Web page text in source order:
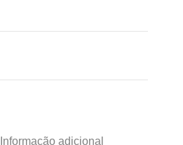
Informação adicional